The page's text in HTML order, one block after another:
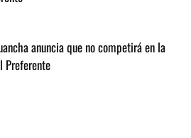
anuncia que no competirá en la
Preferente